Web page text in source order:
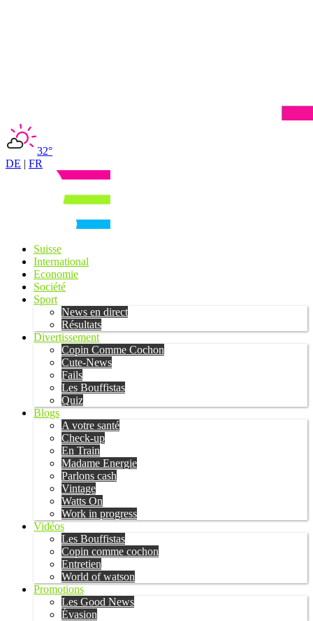
32°
DE | FR
Suisse
International
Economie
Société
Sport
News en direct
Résultats
Divertissement
Copin Comme Cochon
Cute-News
Fails
Les Bouffistas
Quiz
Blogs
A votre santé
Check-up
En Train
Madame Energie
Parlons cash
Vintage
Watts On
Work in progress
Vidéos
Les Bouffistas
Copin comme cochon
Entretien
World of watson
Promotions
Les Good News
Évasion